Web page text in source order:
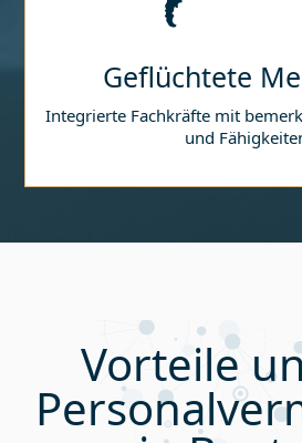
Geflüchtete
Integrierte Fachkräfte mit
und
Vorteile